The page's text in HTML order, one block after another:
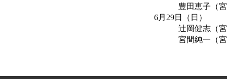
豊田恵子（
6月29日（日）
辻岡健志（
宮間純一（